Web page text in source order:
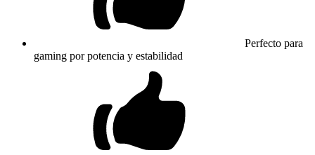
Perfecto para
gaming por potencia y estabilidad